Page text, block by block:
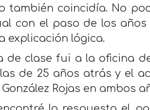
también coincidía. No
con el paso de los
explicación lógica.
de clase fui a la oficina
de 25 años atrás y el
Rojas en ambos